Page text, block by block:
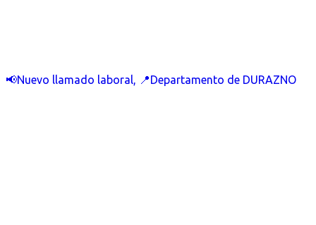
📢Nuevo llamado laboral, 📍Departamento de DURAZNO